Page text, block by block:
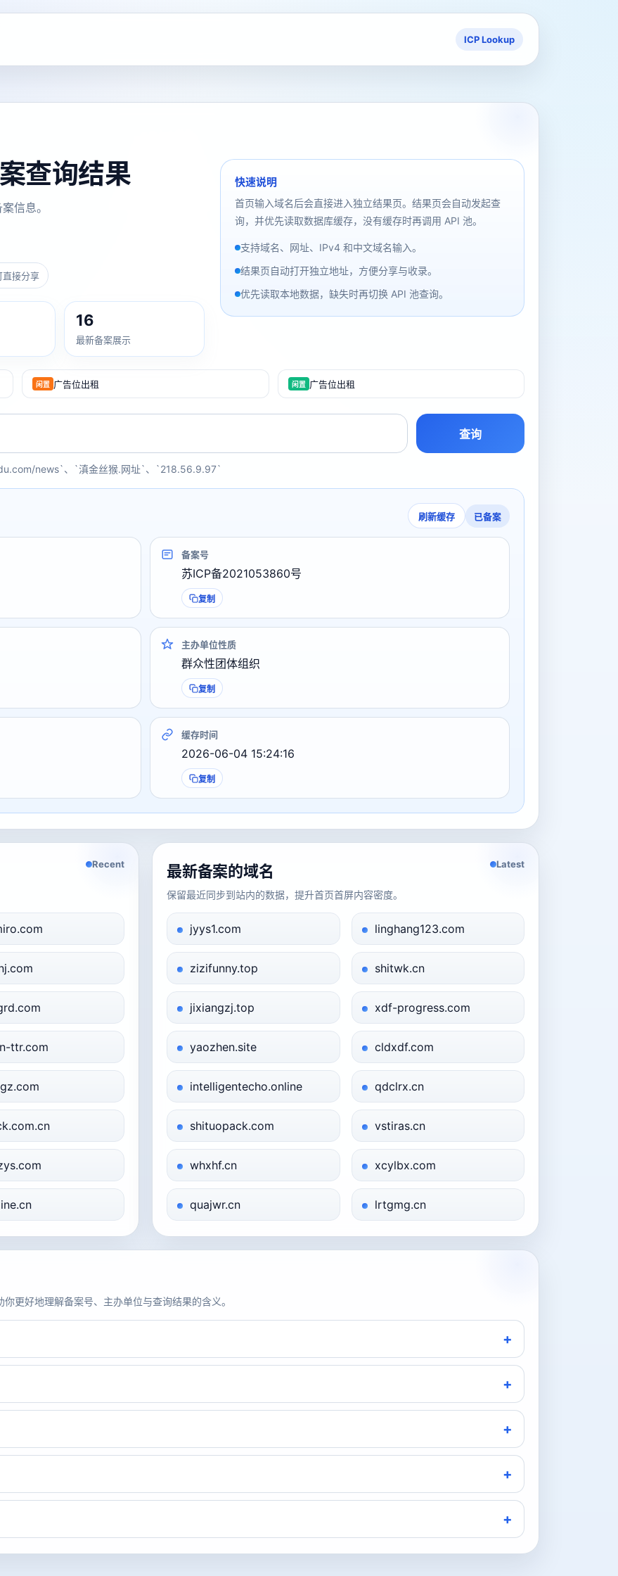
ICP Lookup
查询结果
信息。
直接分享
16
最新备案展示
快速说明
首页输入域名后会直接进入独立结果页。结果页会自动发起查
询，并优先读取数据库缓存，没有缓存时再调用 API 池。
支持域名、网址、IPv4 和中文域名输入。
结果页自动打开独立地址，方便分享与收录。
优先读取本地数据，缺失时再切换 API 池查询。
闲置 广告位出租 闲置 广告位出租
查询
news`、`滇金丝猴.网址`、`218.56.9.97`
刷新缓存 已备案
备案号
苏ICP备2021053860号
复制
主办单位性质
群众性团体组织
复制
缓存时间
2026-06-04 15:24:16
复制
Recent
ttr.com
最新备案的域名
保留最近同步到站内的数据，提升首页首屏内容密度。
Latest
jyys1.com linghang123.com
zizifunny.top shitwk.cn
jixiangzj.top xdf-progress.com
yaozhen.site cldxdf.com
intelligentecho.online qdclrx.cn
shituopack.com vstiras.cn
whxhf.cn xcylbx.com
quajwr.cn lrtgmg.cn
更好地理解备案号、主办单位与查询结果的含义。